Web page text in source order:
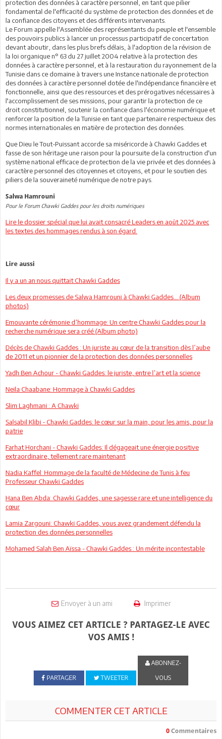
protection des données à caractère personnel, en tant que pilier
fondamental de l'efficacité du système de protection des données et de
la confiance des citoyens et des différents intervenants.
Le Forum appelle l'Assemblée des représentants du peuple et l'ensemble
des pouvoirs publics à lancer un processus participatif de concertation
devant aboutir, dans les plus brefs délais, à l'adoption de la révision de
la loi organique n° 63 du 27 juillet 2004 relative à la protection des
données à caractère personnel, et à la restauration du rayonnement de la
Tunisie dans ce domaine à travers une Instance nationale de protection
des données à caractère personnel dotée de l'indépendance financière et
fonctionnelle, ainsi que des ressources et des prérogatives nécessaires à
l'accomplissement de ses missions, pour garantir la protection de ce
droit constitutionnel, soutenir la confiance dans l'économie numérique et
renforcer la position de la Tunisie en tant que partenaire respectueux des
normes internationales en matière de protection des données.
Que Dieu le Tout-Puissant accorde sa miséricorde à Chawki Gaddes et
fasse de son héritage une raison pour la poursuite de la construction d'un
système national efficace de protection de la vie privée et des données à
caractère personnel des citoyennes et citoyens, et pour le soutien des
piliers de la souveraineté numérique de notre pays.
Salwa Hamrouni
Pour le Forum Chawki Gaddes pour les droits numériques
Lire le dossier spécial que lui avait consacré Leaders en août 2025 avec
les textes des hommages rendus à son égard.
Lire aussi
Il y a un an nous quittait Chawki Gaddes
Les deux promesses de Salwa Hamrouni à Chawki Gaddes… (Album
photos)
Emouvante cérémonie d’hommage: Un centre Chawki Gaddes pour la
recherche numérique sera créé (Album photo)
Décès de Chawki Gaddes : Un juriste au cœur de la transition dès l’aube
de 2011 et un pionnier de la protection des données personnelles
Yadh Ben Achour - Chawki Gaddes: le juriste, entre l’art et la science
Neila Chaabane: Hommage à Chawki Gaddes
Slim Laghmani : A Chawki
Salsabil Klibi - Chawki Gaddes: le cœur sur la main, pour les amis, pour la
patrie
Farhat Horchani - Chawki Gaddes: Il dégageait une énergie positive
extraordinaire, tellement rare maintenant
Nadia Kaffel: Hommage de la faculté de Médecine de Tunis à feu
Professeur Chawki Gaddes
Hana Ben Abda: Chawki Gaddes, une sagesse rare et une intelligence du
cœur
Lamia Zargouni: Chawki Gaddes, vous avez grandement défendu la
protection des données personnelles
Mohamed Salah Ben Aïssa - Chawki Gaddes : Un mérite incontestable
Envoyer à un ami Imprimer
VOUS AIMEZ CET ARTICLE ? PARTAGEZ-LE AVEC
VOS AMIS !
PARTAGER TWEETER
ABONNEZ-
VOUS
COMMENTER CET ARTICLE
0 Commentaires